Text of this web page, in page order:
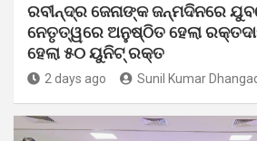
ରବୀନ୍ଦ୍ର ଜେନାଙ୍କ ଜନ୍ମଦିନରେ
ନେତୃତ୍ୱରେ ଅନୁଷ୍ଠିତ ହେଲା
ହେଲା ୫୦ ୟୁନିଟ୍ ରକ୍ତ
2 days ago Sunil Kumar